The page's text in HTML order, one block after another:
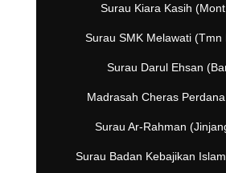
Surau Kiara Kasih
Surau SMK Melawati (Tmn
Surau Darul Ehsan
Madrasah Cheras
Surau Ar-Rahman
Surau Badan Kebajikan